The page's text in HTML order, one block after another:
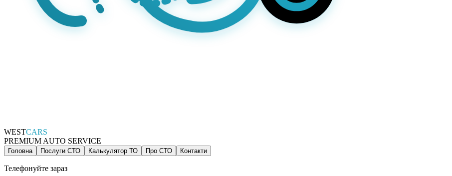
WESTCARS
PREMIUM AUTO SERVICE
Головна Послуги СТО Калькулятор ТО Про СТО Контакти
Телефонуйте зараз